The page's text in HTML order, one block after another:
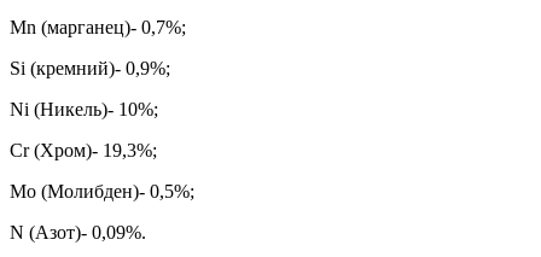
Mn (марганец)- 0,7%;
Si (кремний)- 0,9%;
Ni (Никель)- 10%;
Cr (Хром)- 19,3%;
Mo (Молибден)- 0,5%;
N (Азот)- 0,09%.